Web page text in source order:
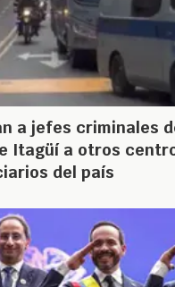
a jefes criminales
Itagüí a otros
del país